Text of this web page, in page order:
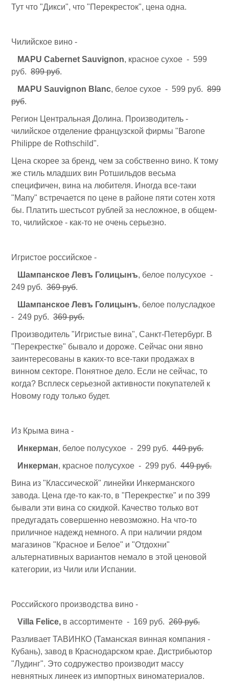
Тут что "Дикси", что "Перекресток", цена одна.
Чилийское вино -
MAPU Cabernet Sauvignon, красное сухое - 599
руб. 899 руб.
MAPU Sauvignon Blanc, белое сухое - 599 руб. 899
руб.
Регион Центральная Долина. Производитель -
чилийское отделение французской фирмы "Barone
Philippe de Rothschild".
Цена скорее за бренд, чем за собственно вино. К тому
же стиль младших вин Ротшильдов весьма
специфичен, вина на любителя. Иногда все-таки
"Мапу" встречается по цене в районе пяти сотен хотя
бы. Платить шестьсот рублей за несложное, в общем-
то, чилийское - как-то не очень серьезно.
Игристое российское -
Шампанское Левъ Голицынъ, белое полусухое -
249 руб. 369 руб.
Шампанское Левъ Голицынъ, белое полусладкое
- 249 руб. 369 руб.
Производитель "Игристые вина", Санкт-Петербург. В
"Перекрестке" бывало и дороже. Сейчас они явно
заинтересованы в каких-то все-таки продажах в
винном секторе. Понятное дело. Если не сейчас, то
когда? Всплеск серьезной активности покупателей к
Новому году только будет.
Из Крыма вина -
Инкерман, белое полусухое - 299 руб. 449 руб.
Инкерман, красное полусухое - 299 руб. 449 руб.
Вина из "Классической" линейки Инкерманского
завода. Цена где-то как-то, в "Перекрестке" и по 399
бывали эти вина со скидкой. Качество только вот
предугадать совершенно невозможно. На что-то
приличное надежд немного. А при наличии рядом
магазинов "Красное и Белое" и "Отдохни"
альтернативных вариантов немало в этой ценовой
категории, из Чили или Испании.
Российского производства вино -
Villa Felice, в ассортименте - 169 руб. 269 руб.
Разливает ТАВИНКО (Таманская винная компания -
Кубань), завод в Краснодарском крае. Дистрибьютор
"Лудинг". Это содружество производит массу
невнятных линеек из импортных виноматериалов.